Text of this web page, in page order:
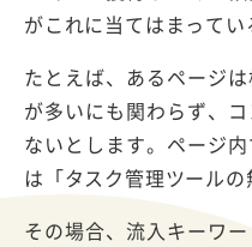
がこれに当てはまってい
たとえば、あるページ
が多いにも関わらず、
ないとします。ページ
は「タスク管理ツールの
その場合、流入キーワ